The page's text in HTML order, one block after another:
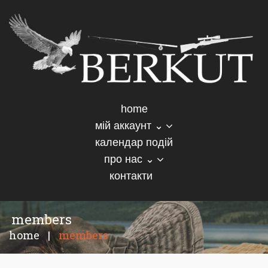
home
мій аккаунт ⌄
календар подій
про нас ⌄
контакти
members
home | members